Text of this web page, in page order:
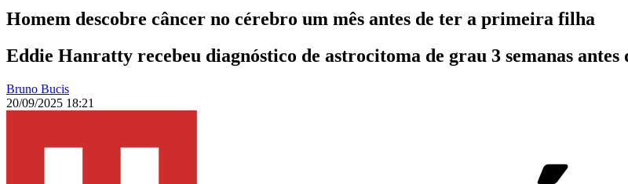
Homem descobre câncer no cérebro um mês antes de ter a primeira filha
Eddie Hanratty recebeu diagnóstico de astrocitoma de grau 3 semanas
Bruno Bucis
20/09/2025 18:21